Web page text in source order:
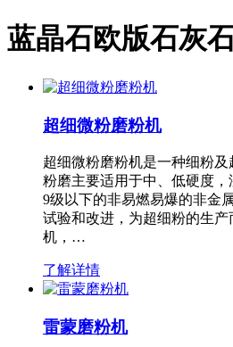
蓝晶石欧版石灰
超细微粉磨粉机
超细微粉磨粉机是一种细粉
粉磨主要适用于中、低硬度
9级以下的非易燃易爆的非金
试验和改进，为超细粉的生
机，…
了解详情
雷蒙磨粉机